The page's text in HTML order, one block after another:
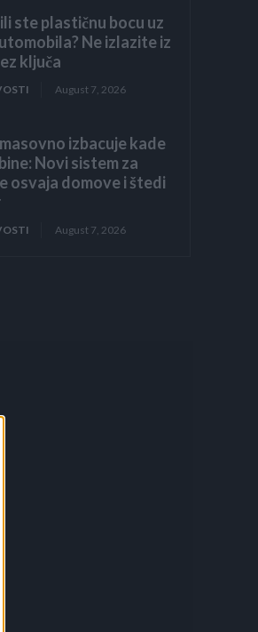
ste plastičnu bocu uz
Ne izlazite iz
ključa
August 7, 2026
izbacuje kade
Novi sistem za
osvaja domove i štedi
August 7, 2026